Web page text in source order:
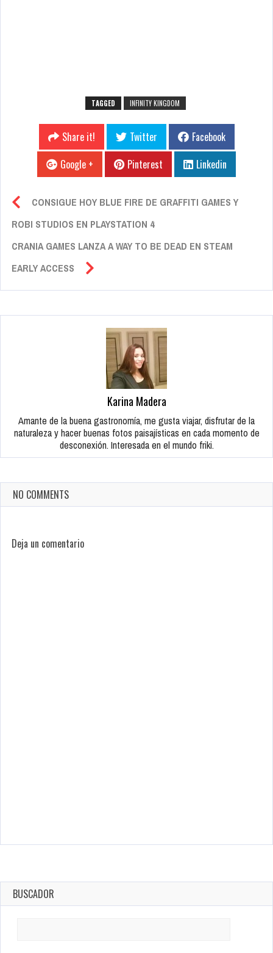
TAGGED INFINITY KINGDOM
Share it! Twitter
Facebook
Google +
Pinterest Linkedin
CONSIGUE HOY BLUE FIRE DE GRAFFITI GAMES Y
ROBI STUDIOS EN PLAYSTATION 4
CRANIA GAMES LANZA A WAY TO BE DEAD EN STEAM
EARLY ACCESS
Karina Madera
Amante de la buena gastronomía, me gusta viajar, disfrutar de la
naturaleza y hacer buenas fotos paisajísticas en cada momento de
desconexión. Interesada en el mundo friki.
NO COMMENTS
Deja un comentario
BUSCADOR